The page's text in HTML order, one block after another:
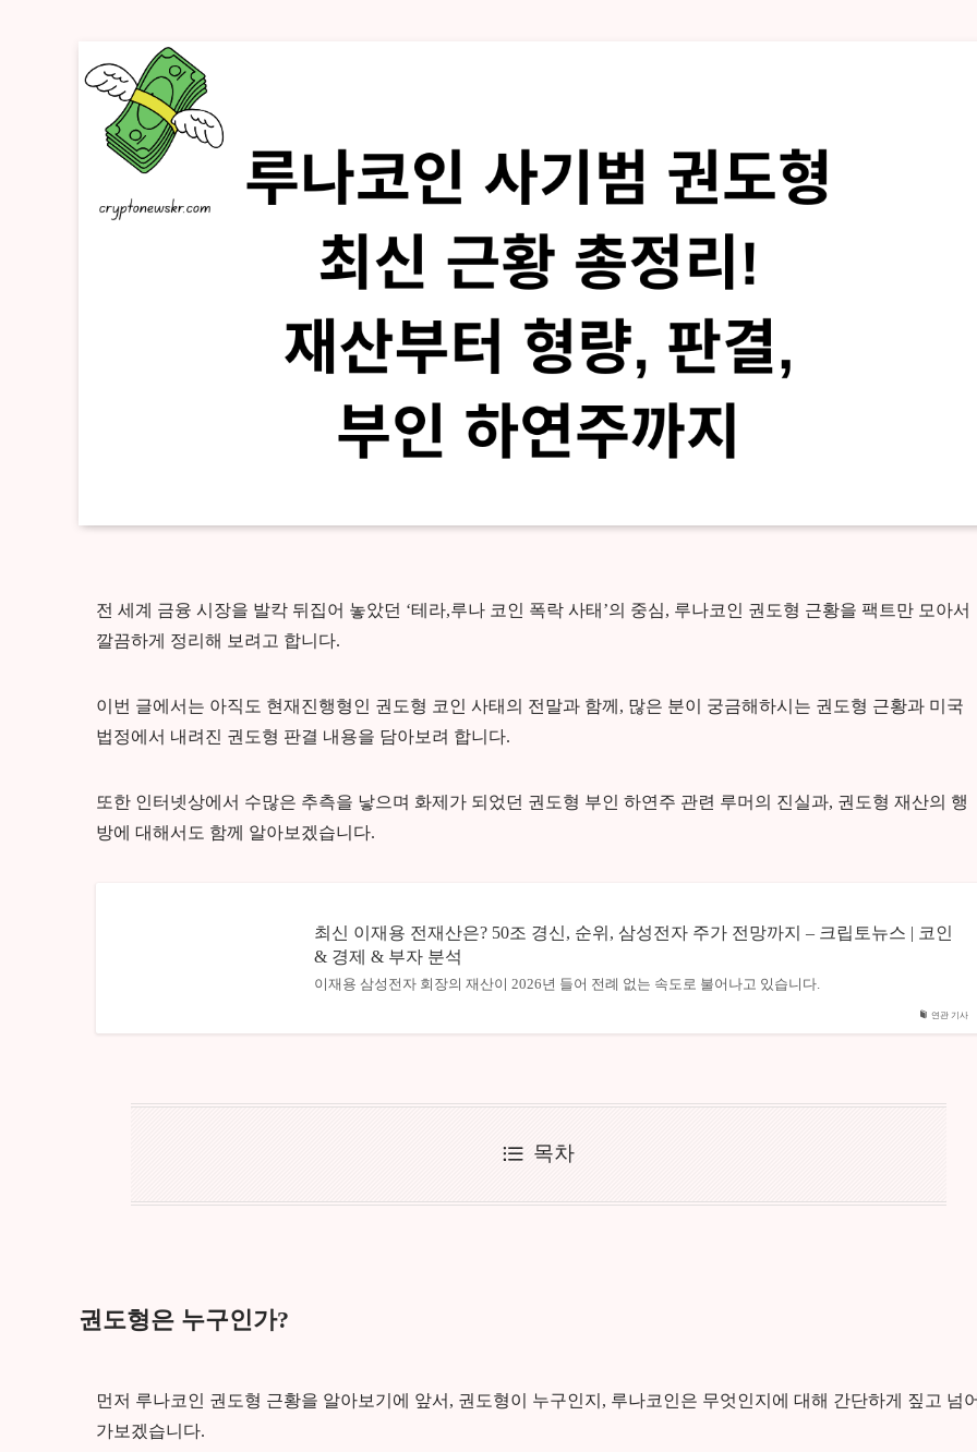
전 세계 금융 시장을 발칵 뒤집어 놓았던 ‘테라,루나 코인 폭락 사태’의 중심, 루나코인 권도형 근황을 팩트만 모아서
깔끔하게 정리해 보려고 합니다.
이번 글에서는 아직도 현재진행형인 권도형 코인 사태의 전말과 함께, 많은 분이 궁금해하시는 권도형 근황과 미국
법정에서 내려진 권도형 판결 내용을 담아보려 합니다.
또한 인터넷상에서 수많은 추측을 낳으며 화제가 되었던 권도형 부인 하연주 관련 루머의 진실과, 권도형 재산의 행
방에 대해서도 함께 알아보겠습니다.
연관 기사
최신 이재용 전재산은? 50조 경신, 순위, 삼성전자 주가 전망까지 – 크립토뉴스 | 코인
& 경제 & 부자 분석
이재용 삼성전자 회장의 재산이 2026년 들어 전례 없는 속도로 불어나고 있습니다.
목차
권도형은 누구인가?
먼저 루나코인 권도형 근황을 알아보기에 앞서, 권도형이 누구인지, 루나코인은 무엇인지에 대해 간단하게 짚고 넘어
가보겠습니다.